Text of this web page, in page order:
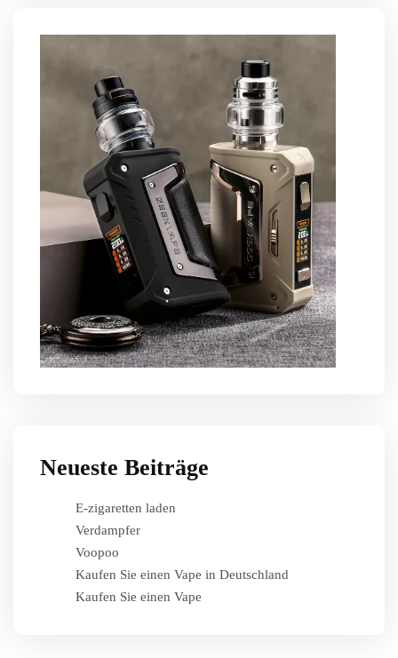
Neueste Beiträge
E-zigaretten laden
Verdampfer
Voopoo
Kaufen Sie einen Vape in Deutschland
Kaufen Sie einen Vape